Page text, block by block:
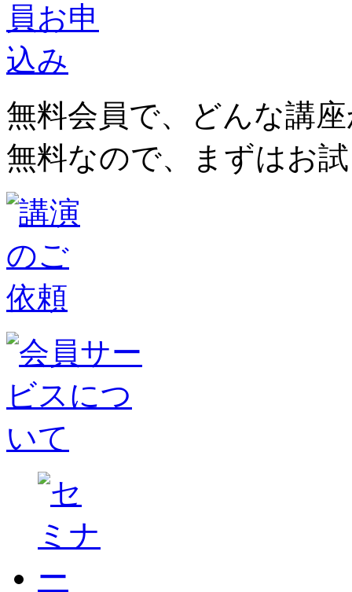
無料会員で、どんな講
無料なので、まずはお